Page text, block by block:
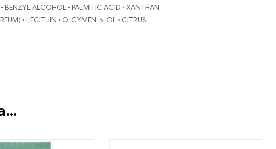
BENZYL ALCOHOL • PALMITIC ACID • XANTHAN
• LECITHIN • O-CYMEN-5-OL • CITRUS